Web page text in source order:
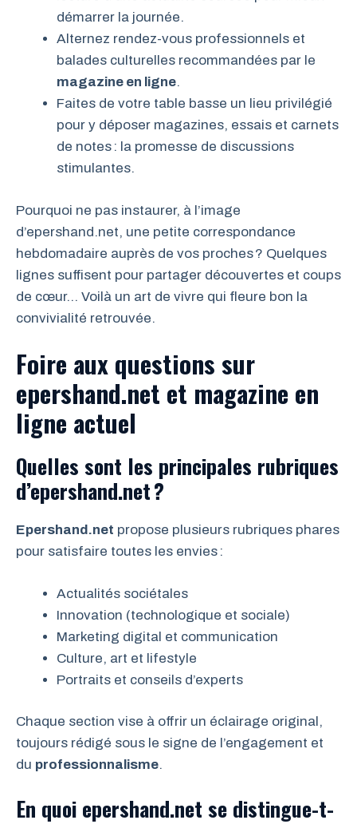
démarrer la journée.
Alternez rendez-vous professionnels et
balades culturelles recommandées par le
magazine en ligne.
Faites de votre table basse un lieu privilégié
pour y déposer magazines, essais et carnets
de notes : la promesse de discussions
stimulantes.
Pourquoi ne pas instaurer, à l’image
d’epershand.net, une petite correspondance
hebdomadaire auprès de vos proches ? Quelques
lignes suffisent pour partager découvertes et coups
de cœur… Voilà un art de vivre qui fleure bon la
convivialité retrouvée.
Foire aux questions sur
epershand.net et magazine en
ligne actuel
Quelles sont les principales rubriques
d’epershand.net ?
Epershand.net propose plusieurs rubriques phares
pour satisfaire toutes les envies :
Actualités sociétales
Innovation (technologique et sociale)
Marketing digital et communication
Culture, art et lifestyle
Portraits et conseils d’experts
Chaque section vise à offrir un éclairage original,
toujours rédigé sous le signe de l’engagement et
du professionnalisme.
En quoi epershand.net se distingue-t-